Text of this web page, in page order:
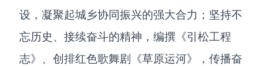
设，凝聚起城乡协同振兴的强大合力；坚持不
忘历史、接续奋斗的精神，编撰《引松工程
志》、创排红色歌舞剧《草原运河》，传播奋